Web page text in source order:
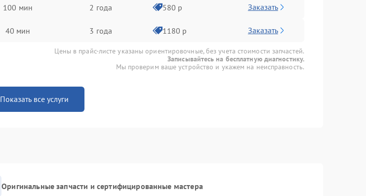
100 мин 2 года 580 р Заказать
40 мин 3 года 1180 р Заказать
Цены в прайс-листе указаны ориентировочные, без учета стоимости запчастей.
Записывайтесь на бесплатную диагностику.
Мы проверим ваше устройство и укажем на неисправность.
Показать все услуги
Оригинальные запчасти и сертифицированные мастера